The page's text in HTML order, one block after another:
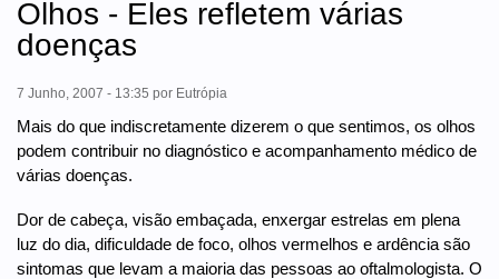
Olhos - Eles refletem várias
doenças
7 Junho, 2007 - 13:35 por Eutrópia
Mais do que indiscretamente dizerem o que sentimos, os olhos
podem contribuir no diagnóstico e acompanhamento médico de
várias doenças.
Dor de cabeça, visão embaçada, enxergar estrelas em plena
luz do dia, dificuldade de foco, olhos vermelhos e ardência são
sintomas que levam a maioria das pessoas ao oftalmologista. O